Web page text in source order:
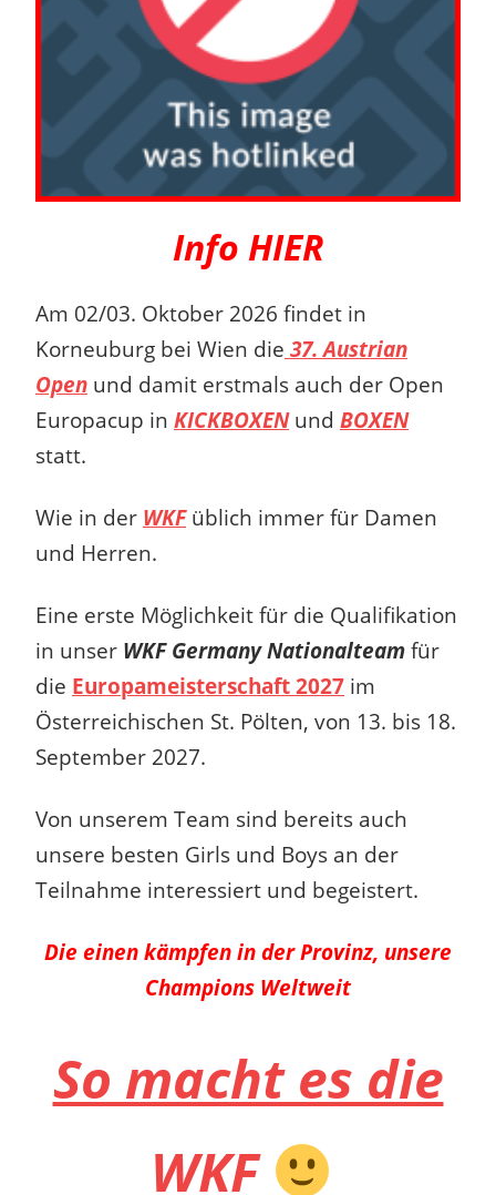
Info HIER
Am 02/03. Oktober 2026 findet in
Korneuburg bei Wien die 37. Austrian
Open und damit erstmals auch der Open
Europacup in KICKBOXENund BOXEN
statt.
Wie in der WKFüblich immer für Damen
und Herren.
Eine erste Möglichkeit für die Qualifikation
in unser WKF Germany Nationalteam für
die Europameisterschaft 2027 im
Österreichischen St. Pölten, von 13. bis 18.
September 2027.
Von unserem Team sind bereits auch
unsere besten Girls und Boys an der
Teilnahme interessiert und begeistert.
Die einen kämpfen in der Provinz, unsere
Champions Weltweit
So macht es die
WKF